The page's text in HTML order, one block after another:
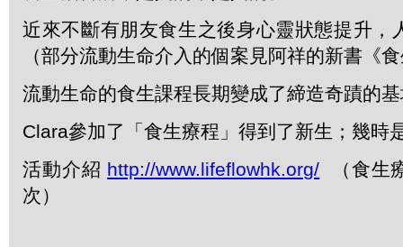
近來不斷有朋友食生之後身心靈狀態提升，
（部分流動生命介入的個案見阿祥的新書《
流動生命的食生課程長期變成了締造奇蹟的
Clara參加了「食生療程」得到了新生；幾時
活動介紹 http://www.lifeflowhk.org/ （食生
次）